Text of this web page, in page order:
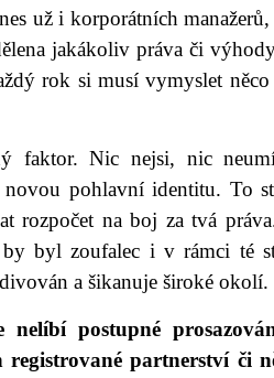
už i korporátních
jakákoliv práva či
rok si musí vymyslet
faktor. Nic nejsi, nic
pohlavní identitu. To
rozpočet na boj za tvá
byl zoufalec i v rámci té
a šikanuje široké okolí.
nelíbí postupné
partnerství či